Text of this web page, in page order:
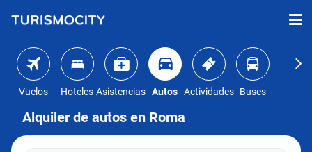
Vuelos Hoteles Asistencias Autos Actividades Buses
Alquiler de autos en Roma